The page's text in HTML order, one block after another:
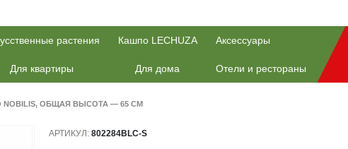
растения Кашпо LECHUZA Аксессуары
Для квартиры Для дома Отели и рестораны
ОБЩАЯ ВЫСОТА — 65 СМ
АРТИКУЛ: 802284BLC-S